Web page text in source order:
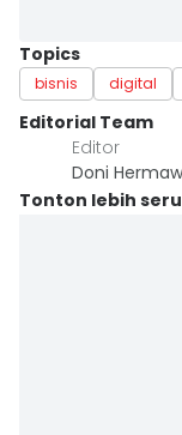
Topics
bisnis digital
Editorial Team
Editor
Doni
Tonton lebih